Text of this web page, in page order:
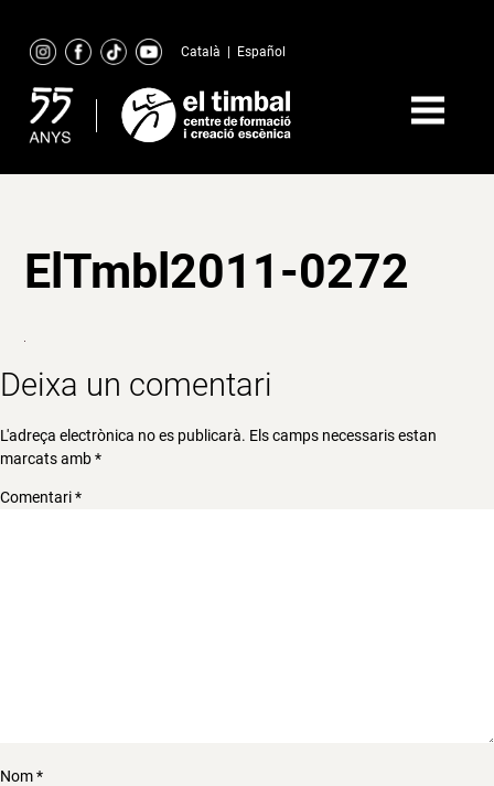
content
Català Español
ElTmbl2011-0272
Deixa un comentari
L'adreça electrònica no es publicarà. Els camps necessaris estan
marcats amb*
Comentari*
Nom*